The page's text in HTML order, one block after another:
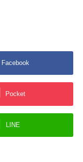
Facebook
Pocket
LINE